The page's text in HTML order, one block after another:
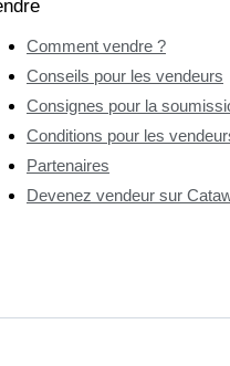
Comment vendre ?
Conseils pour les vendeurs
Consignes pour la
Conditions pour les
Partenaires
Devenez vendeur sur